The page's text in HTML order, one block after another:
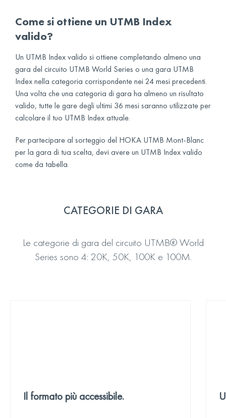
Come si ottiene un UTMB Index
valido?
Un UTMB Index valido si ottiene completando almeno una
gara del circuito UTMB World Series o una gara UTMB
Index nella categoria corrispondente nei 24 mesi precedenti.
Una volta che una categoria di gara ha almeno un risultato
valido, tutte le gare degli ultimi 36 mesi saranno utilizzate per
calcolare il tuo UTMB Index attuale.
Per partecipare al sorteggio del HOKA UTMB Mont-Blanc
per la gara di tua scelta, devi avere un UTMB Index valido
come da tabella.
CATEGORIE DI GARA
Le categorie di gara del circuito UTMB® World
Series sono 4: 20K, 50K, 100K e 100M.
Il formato più accessibile.